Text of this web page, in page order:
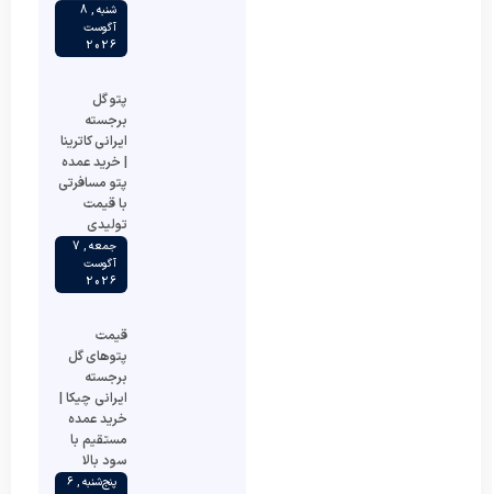
شنبه , 8
آگوست
2026
پتو گل
برجسته
ایرانی کاترینا
| خرید عمده
پتو مسافرتی
با قیمت
تولیدی
جمعه , 7
آگوست
2026
قیمت
پتوهای گل
برجسته
ایرانی چیکا |
خرید عمده
مستقیم با
سود بالا
پنج‌شنبه , 6